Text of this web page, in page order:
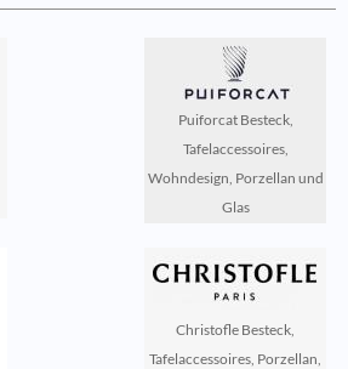
Puiforcat Besteck,
Tafelaccessoires,
Wohndesign, Porzellan und
Glas
Christofle Besteck,
Tafelaccessoires, Porzellan,